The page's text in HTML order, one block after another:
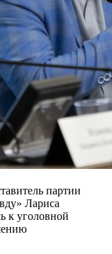
партии
Лариса
к уголовной